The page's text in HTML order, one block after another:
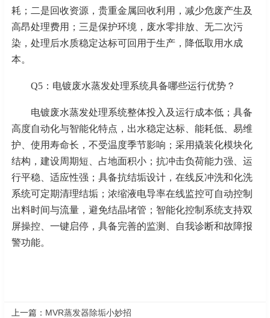
耗；二是回收资源，贵重金属回收利用，减少危废产生及
高昂处理费用；三是保护环境，废水零排放、无二次污
染，处理后水质稳定达标可回用于生产，降低取用水成
本。
Q5：电镀废水蒸发处理系统具备哪些运行优势？
电镀废水蒸发处理系统整体投入及运行成本低；具备
高度自动化与智能化特点，出水稳定达标、能耗低、易维
护、使用寿命长，不受温度季节影响；采用撬装化模块化
结构，建设周期短、占地面积小；抗冲击负荷能力强、运
行平稳、适应性强；具备抗结垢设计，在线反冲洗和化洗
系统可定期清理结垢；浓缩液电导率在线监控可自动控制
出料时间与流量，避免结晶堵管；智能化控制系统支持双
屏操控、一键启停，具备完善的监测、自我诊断和故障报
警功能。
上一篇： MVR蒸发器除垢小妙招